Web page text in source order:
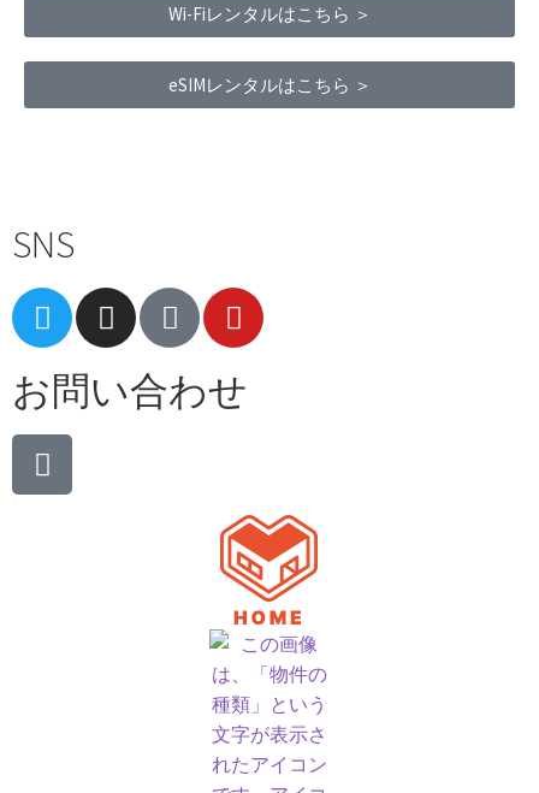
Wi-Fiレンタルはこちら ＞
eSIMレンタルはこちら ＞
SNS
お問い合わせ